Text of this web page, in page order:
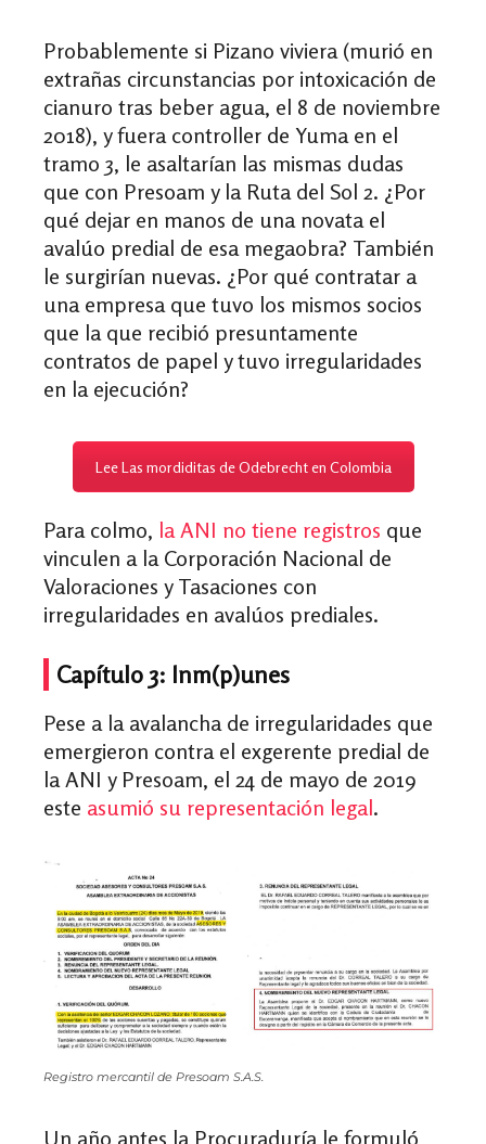
Probablemente si Pizano viviera (murió en
extrañas circunstancias por intoxicación de
cianuro tras beber agua, el 8 de noviembre
2018), y fuera controller de Yuma en el
tramo 3, le asaltarían las mismas dudas
que con Presoam y la Ruta del Sol 2. ¿Por
qué dejar en manos de una novata el
avalúo predial de esa megaobra? También
le surgirían nuevas. ¿Por qué contratar a
una empresa que tuvo los mismos socios
que la que recibió presuntamente
contratos de papel y tuvo irregularidades
en la ejecución?
Lee Las mordiditas de Odebrecht en Colombia
Para colmo, la ANI no tiene registros que
vinculen a la Corporación Nacional de
Valoraciones y Tasaciones con
irregularidades en avalúos prediales.
Capítulo 3: Inm(p)unes
Pese a la avalancha de irregularidades que
emergieron contra el exgerente predial de
la ANI y Presoam, el 24 de mayo de 2019
este asumió su representación legal.
Registro mercantil de Presoam S.A.S.
Un año antes la Procuraduría le formuló